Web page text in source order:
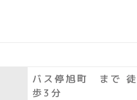
バス停旭町 まで 徒
歩3分